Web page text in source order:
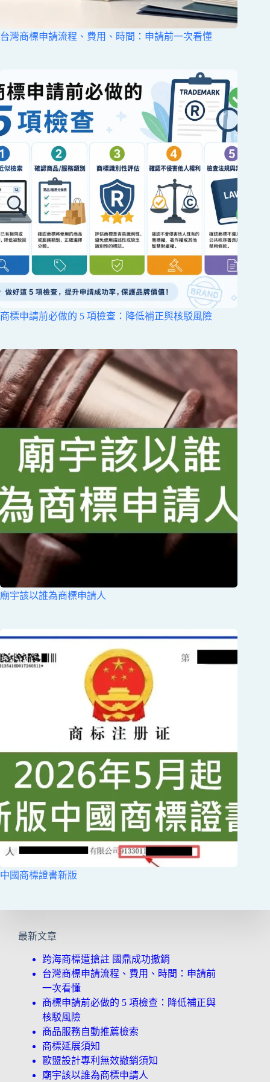
台灣商標申請流程、費用、時間：申請前一次看懂
商標申請前必做的 5 項檢查：降低補正與核駁風險
廟宇該以誰為商標申請人
中國商標證書新版
最新文章
跨海商標遭搶註 國鼎成功撤銷
台灣商標申請流程、費用、時間：申請前
一次看懂
商標申請前必做的 5 項檢查：降低補正與
核駁風險
商品服務自動推薦檢索
商標延展須知
歐盟設計專利無效撤銷須知
廟宇該以誰為商標申請人